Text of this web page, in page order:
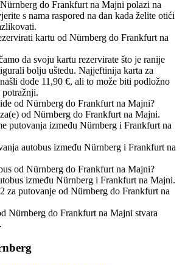
do Frankfurt na Majni polazi na
s nama raspored na dan kada želite otići
kartu od Nürnberg do Frankfurt na
da svoju kartu rezervirate što je ranije
bolju uštedu. Najjeftinija karta za
dođe 11,90 €, ali to može biti podložno
potražnji.
od Nürnberg do Frankfurt na Majni?
od Nürnberg do Frankfurt na Majni.
putovanja između Nürnberg i Frankfurt na
autobus između Nürnberg i Frankfurt na
od Nürnberg do Frankfurt na Majni?
između Nürnberg i Frankfurt na Majni.
za putovanje od Nürnberg do Frankfurt na
Nürnberg do Frankfurt na Majni stvara